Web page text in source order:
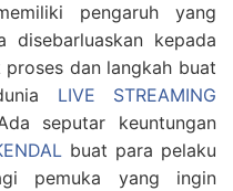
pengaruh yang
disebarluaskan kepada
dan langkah buat
LIVE STREAMING
seputar keuntungan
buat para pelaku
pemuka yang ingin